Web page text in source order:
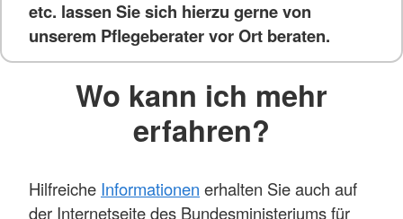
etc. lassen Sie sich hierzu gerne von
unserem Pflegeberater vor Ort beraten.
Wo kann ich mehr
erfahren?
Hilfreiche Informationen erhalten Sie auch auf
der Internetseite des Bundesministeriums für